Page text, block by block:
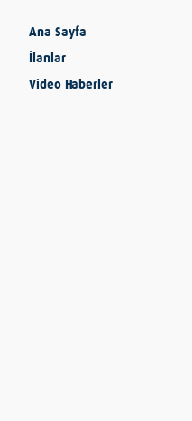
Ana Sayfa
İlanlar
Video Haberler